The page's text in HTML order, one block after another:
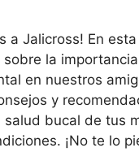
a Jalicross! En
sobre la
en nuestros
y
salud bucal de tus
¡No te lo